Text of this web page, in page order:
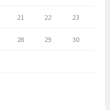
21 22 23
28 29 30